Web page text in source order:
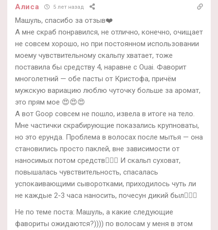
Алиса 5 лет назад
Машуль, спасибо за отзыв❤️
А мне скраб понравился, не отлично, конечно, очищает
не совсем хорошо, но при постоянном использовании
моему чувствительному скальпу хватает, тоже
поставила бы средству 4, наравне с Ouai. Фаворит
многолетний — обе пасты от Кристофа, причём
мужскую вариацию люблю чуточку больше за аромат,
это прям мое 😍😍😍
А вот Goop совсем не пошло, извела в итоге на тело.
Мне частички скрабирующие показались крупноваты,
но это ерунда. Проблема в волосах после мытья — она
становились просто паклей, вне зависимости от
наносимых потом средств🤷🏼‍♀️ И скальп суховат,
повышалась чувствительность, спасалась
успокаивающими сыворотками, приходилось чуть ли
не каждые 2-3 часа наносить, почесун дикий был🤷🏼‍♀️
Не по теме поста: Машуль, а какие следующие
фавориты ожидаются?)))) по волосам у меня в этом